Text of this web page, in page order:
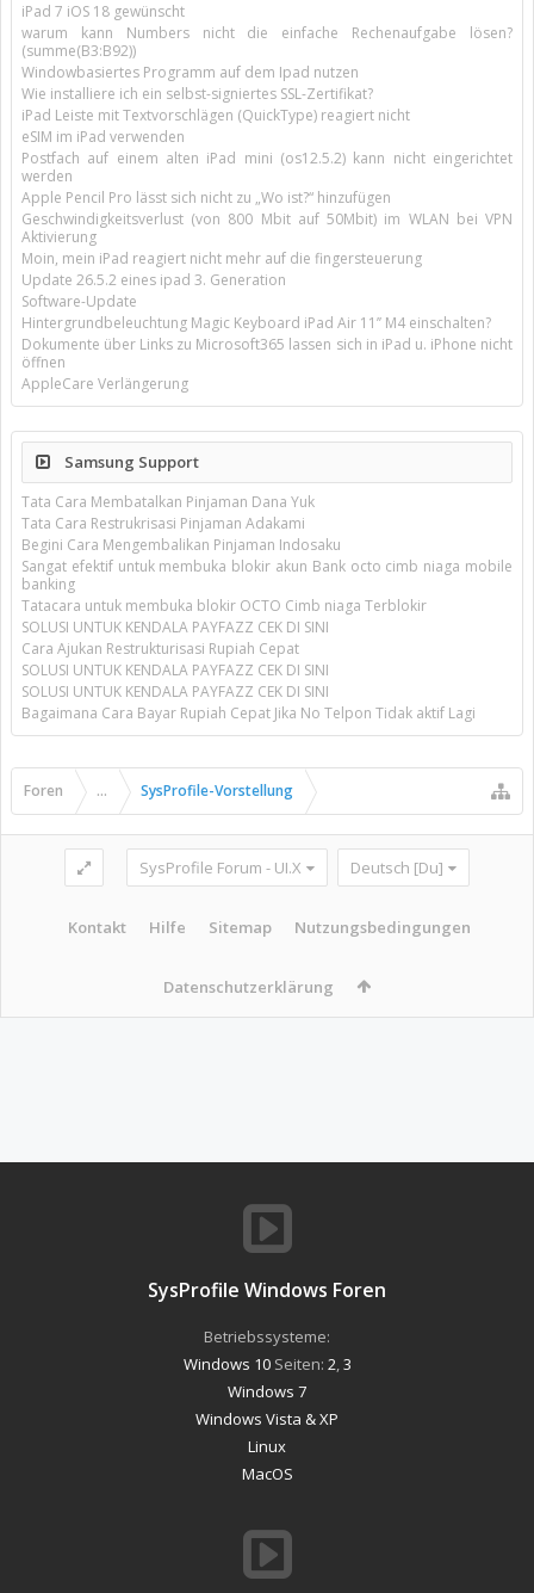
iPad 7 iOS 18 gewünscht
warum kann Numbers nicht die einfache Rechenaufgabe lösen?
(summe(B3:B92))
Windowbasiertes Programm auf dem Ipad nutzen
Wie installiere ich ein selbst-signiertes SSL-Zertifikat?
iPad Leiste mit Textvorschlägen (QuickType) reagiert nicht
eSIM im iPad verwenden
Postfach auf einem alten iPad mini (os12.5.2) kann nicht eingerichtet
werden
Apple Pencil Pro lässt sich nicht zu „Wo ist?“ hinzufügen
Geschwindigkeitsverlust (von 800 Mbit auf 50Mbit) im WLAN bei VPN
Aktivierung
Moin, mein iPad reagiert nicht mehr auf die fingersteuerung
Update 26.5.2 eines ipad 3. Generation
Software-Update
Hintergrundbeleuchtung Magic Keyboard iPad Air 11’’ M4 einschalten?
Dokumente über Links zu Microsoft365 lassen sich in iPad u. iPhone nicht
öffnen
AppleCare Verlängerung
Samsung Support
Tata Cara Membatalkan Pinjaman Dana Yuk
Tata Cara Restrukrisasi Pinjaman Adakami
Begini Cara Mengembalikan Pinjaman Indosaku
Sangat efektif untuk membuka blokir akun Bank octo cimb niaga mobile
banking
Tatacara untuk membuka blokir OCTO Cimb niaga Terblokir
SOLUSI UNTUK KENDALA PAYFAZZ CEK DI SINI
Cara Ajukan Restrukturisasi Rupiah Cepat
SOLUSI UNTUK KENDALA PAYFAZZ CEK DI SINI
SOLUSI UNTUK KENDALA PAYFAZZ CEK DI SINI
Bagaimana Cara Bayar Rupiah Cepat Jika No Telpon Tidak aktif Lagi
Foren ... SysProfile-Vorstellung
SysProfile Forum - UI.X Deutsch [Du]
Kontakt Hilfe Sitemap Nutzungsbedingungen
Datenschutzerklärung
SysProfile Windows Foren
Betriebssysteme:
Windows 10Seiten: 2 3
Windows 7
Windows Vista & XP
Linux
MacOS